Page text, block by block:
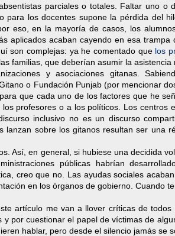
parciales o totales. Faltar uno
para los docentes supone la pérdida del
eso, en la mayoría de casos, los
aplicados acaban cayendo en esa
son complejas: ya he comentado que los
familias, que deberían asumir la
y asociaciones gitanas.
o Fundación Punjab (por mencionar
que cada uno de los factores que he
los profesores o a los políticos. Los centros
inclusivo no es un discurso
lanzan sobre los gitanos resultan ser una
Así, en general, si hubiese una decidida
públicas habrían
creo que no. Las ayudas sociales
en los órganos de gobierno. Cuando
artículo me van a llover críticas de
y por cuestionar el papel de víctimas de
hablar, pero desde el silencio jamás se